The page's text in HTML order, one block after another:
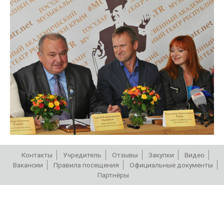
Контакты Учредитель Отзывы Закупки
Видео
Вакансии
Правила посещения
Официальные документы
Партнёры